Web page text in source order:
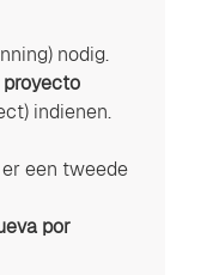
nodig.
proyecto
indienen.
er een tweede
por